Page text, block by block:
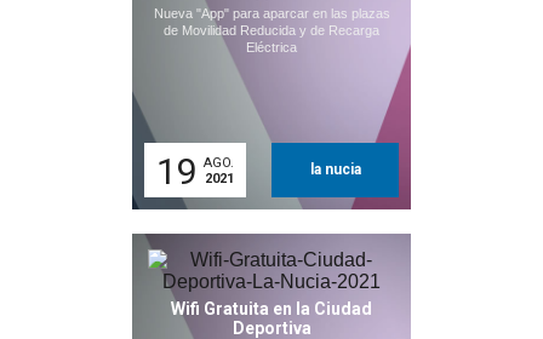
Nueva "App" para aparcar en las plazas
de Movilidad Reducida y de Recarga
Eléctrica
19 AGO.
2021
la nucia
Wifi Gratuita en la Ciudad
Deportiva